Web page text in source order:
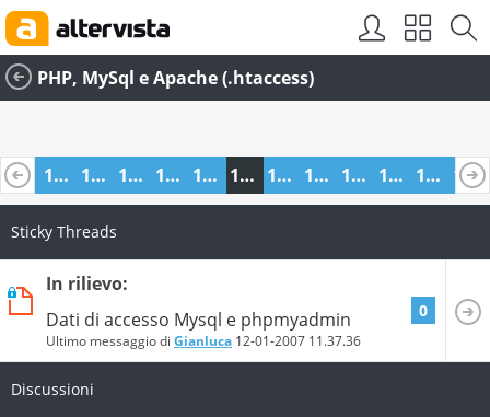
PHP, MySql e Apache (.htaccess)
1035 1036 1037 1038 1039 1040 1041 1042 1043 1044 1045 1046
1047
Sticky Threads
In rilievo:
Dati di accesso Mysql e phpmyadmin
Ultimo messaggio di Gianluca 12-01-2007 11.37.36
0
Discussioni